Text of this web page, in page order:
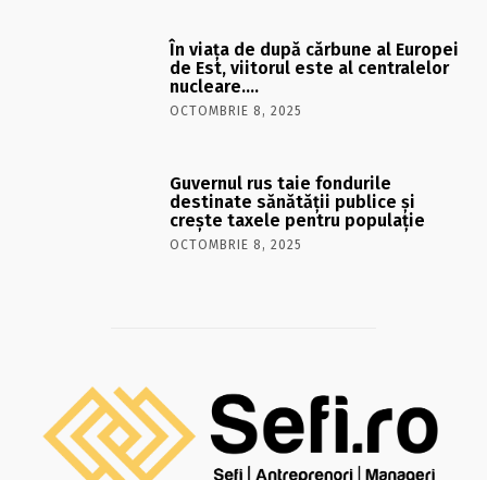
În viaţa de după cărbune al Europei
de Est, viitorul este al centralelor
nucleare….
OCTOMBRIE 8, 2025
Guvernul rus taie fondurile
destinate sănătății publice și
crește taxele pentru populație
OCTOMBRIE 8, 2025